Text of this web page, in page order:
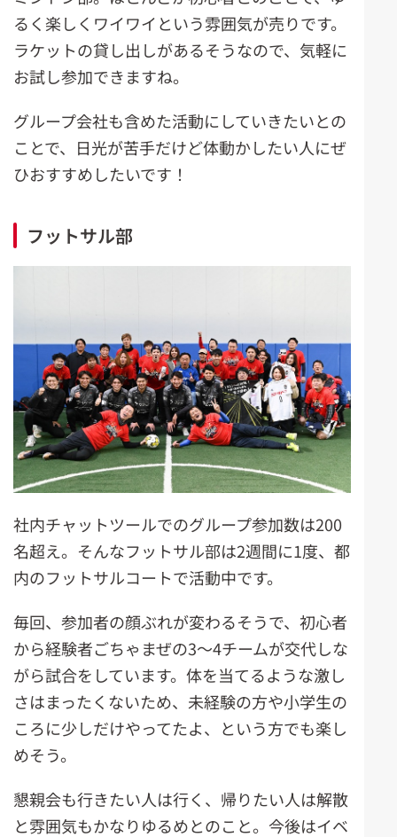
るく楽しくワイワイという雰囲気が売りです。
ラケットの貸し出しがあるそうなので、気軽に
お試し参加できますね。
グループ会社も含めた活動にしていきたいとの
ことで、日光が苦手だけど体動かしたい人にぜ
ひおすすめしたいです！
フットサル部
社内チャットツールでのグループ参加数は200
名超え。そんなフットサル部は2週間に1度、都
内のフットサルコートで活動中です。
毎回、参加者の顔ぶれが変わるそうで、初心者
から経験者ごちゃまぜの3～4チームが交代しな
がら試合をしています。体を当てるような激し
さはまったくないため、未経験の方や小学生の
ころに少しだけやってたよ、という方でも楽し
めそう。
懇親会も行きたい人は行く、帰りたい人は解散
と雰囲気もかなりゆるめとのこと。今後はイベ